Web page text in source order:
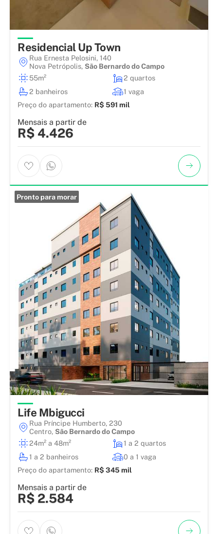
Residencial Up Town
Rua Ernesta Pelosini, 140
Nova Petrópolis, São Bernardo do Campo
55m²
2 quartos
2 banheiros
1 vaga
Preço do apartamento: R$ 591 mil
Mensais a partir de
R$ 4.426
Pronto para morar
Life Mbigucci
Rua Príncipe Humberto, 230
Centro, São Bernardo do Campo
24m² a 48m²
1 a 2 quartos
1 a 2 banheiros
0 a 1 vaga
Preço do apartamento: R$ 345 mil
Mensais a partir de
R$ 2.584